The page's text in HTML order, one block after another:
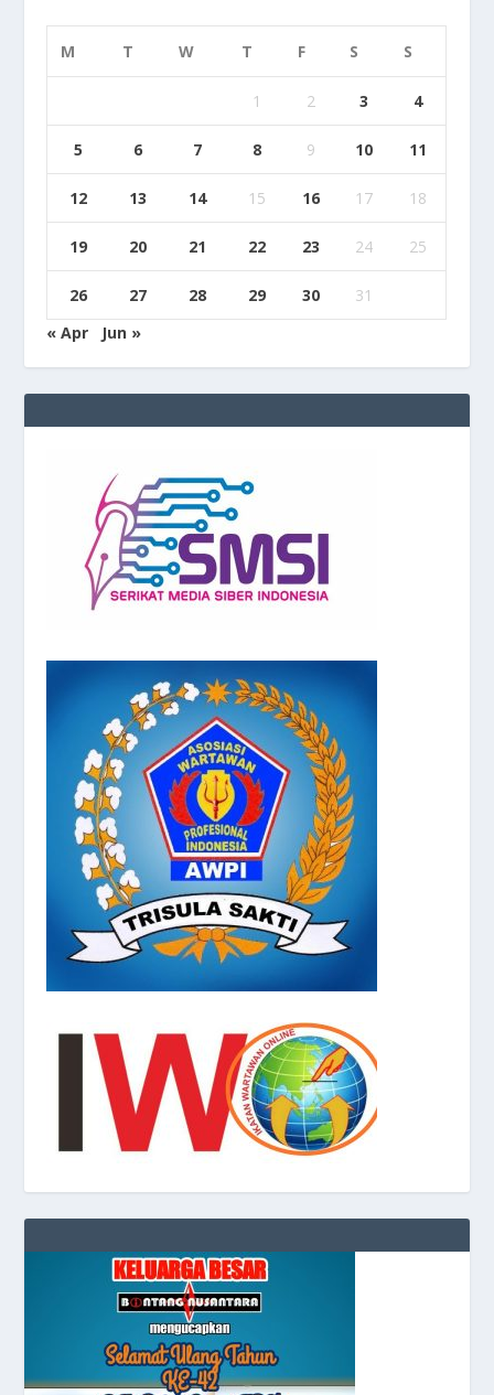
M T W T F S S
1 2 3 4
5 6 7 8 9 10 11
12 13 14 15 16 17 18
19 20 21 22 23 24 25
26 27 28 29 30
31
« Apr
Jun »